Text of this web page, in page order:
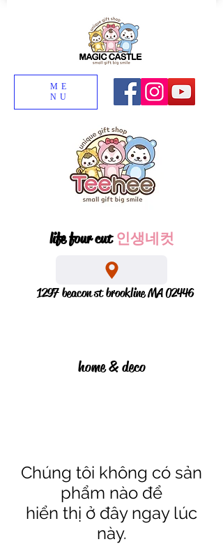
ME
NU
life four cut인생네컷
1297 beacon st brookline MA 02446
home & deco
Chúng tôi không có sản
phẩm nào để
hiển thị ở đây ngay lúc
này.